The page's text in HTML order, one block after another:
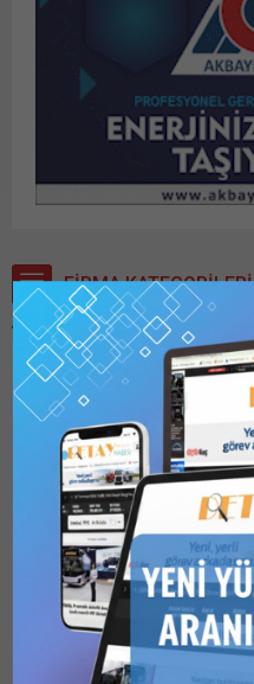
FİRMA KATEGORİLERİ
Alışveriş Merkezi
Bilişim
Ağ Sistemleri
İnternet Cafe
Teknik Servis
Web Ajansı